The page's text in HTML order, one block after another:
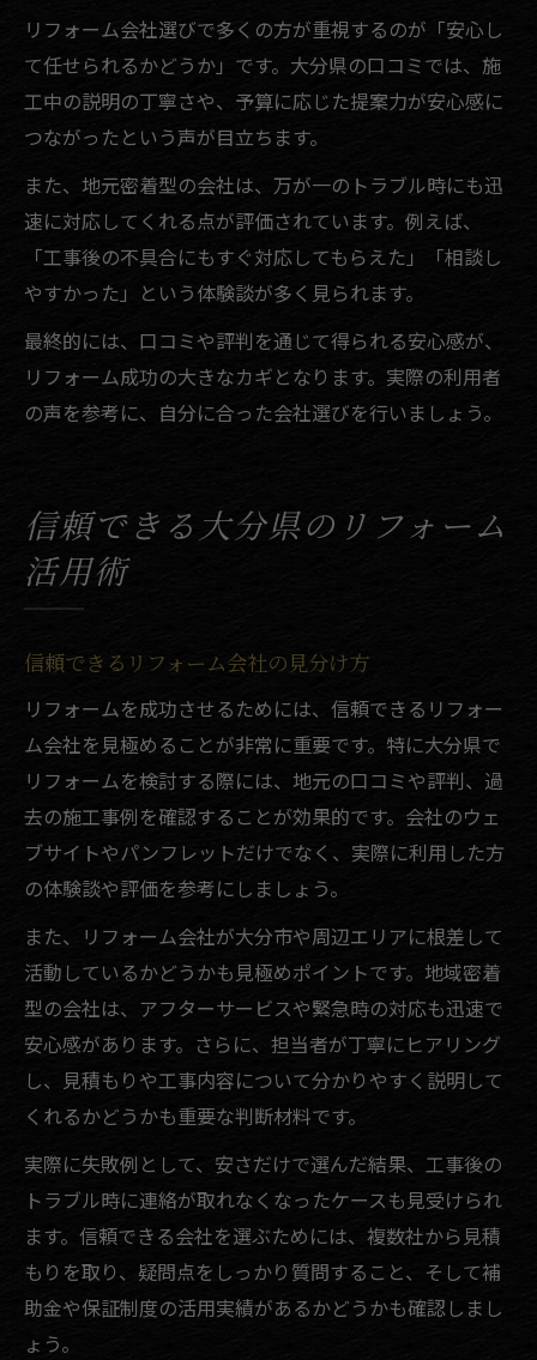
リフォーム会社選びで多くの方が重視するのが「安心し
て任せられるかどうか」です。大分県の口コミでは、施
工中の説明の丁寧さや、予算に応じた提案力が安心感に
つながったという声が目立ちます。
また、地元密着型の会社は、万が一のトラブル時にも迅
速に対応してくれる点が評価されています。例えば、
「工事後の不具合にもすぐ対応してもらえた」「相談し
やすかった」という体験談が多く見られます。
最終的には、口コミや評判を通じて得られる安心感が、
リフォーム成功の大きなカギとなります。実際の利用者
の声を参考に、自分に合った会社選びを行いましょう。
信頼できる大分県のリフォーム
活用術
信頼できるリフォーム会社の見分け方
リフォームを成功させるためには、信頼できるリフォー
ム会社を見極めることが非常に重要です。特に大分県で
リフォームを検討する際には、地元の口コミや評判、過
去の施工事例を確認することが効果的です。会社のウェ
ブサイトやパンフレットだけでなく、実際に利用した方
の体験談や評価を参考にしましょう。
また、リフォーム会社が大分市や周辺エリアに根差して
活動しているかどうかも見極めポイントです。地域密着
型の会社は、アフターサービスや緊急時の対応も迅速で
安心感があります。さらに、担当者が丁寧にヒアリング
し、見積もりや工事内容について分かりやすく説明して
くれるかどうかも重要な判断材料です。
実際に失敗例として、安さだけで選んだ結果、工事後の
トラブル時に連絡が取れなくなったケースも見受けられ
ます。信頼できる会社を選ぶためには、複数社から見積
もりを取り、疑問点をしっかり質問すること、そして補
助金や保証制度の活用実績があるかどうかも確認しまし
ょう。